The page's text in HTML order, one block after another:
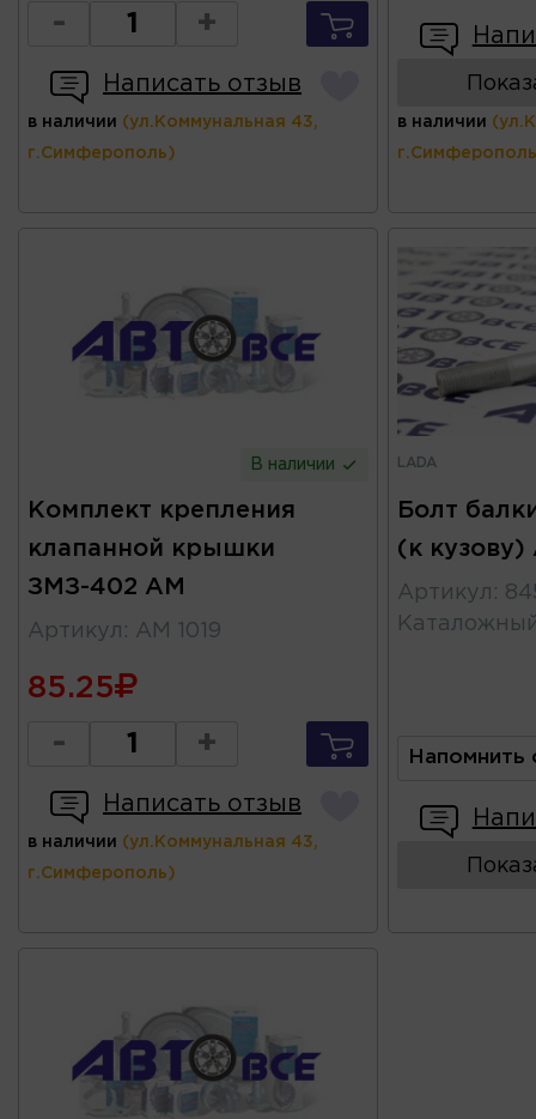
- +
Написать отзыв
в наличии (ул.Коммунальная 43,
г.Симферополь)
в наличии
В наличии
Комплект крепления
клапанной крышки
ЗМЗ-402 АМ
Артикул : АМ 1019
85.25
- +
Написать отзыв
в наличии (ул.Коммунальная 43,
г.Симферополь)
LADA
Болт
(к кузову)
Артикул :
Напомнить